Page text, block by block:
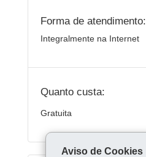
Forma de atendimento:
Integralmente na Internet
Quanto custa:
Gratuita
Aviso de Cookies